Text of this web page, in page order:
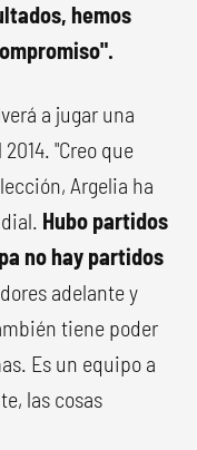
hemos
a jugar una
"Creo que
Argelia ha
Hubo partidos
no hay partidos
adelante y
tiene poder
Es un equipo a
las cosas